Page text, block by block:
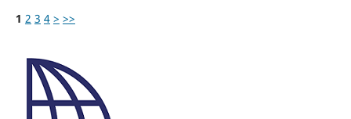
1 2 3 4 > >>